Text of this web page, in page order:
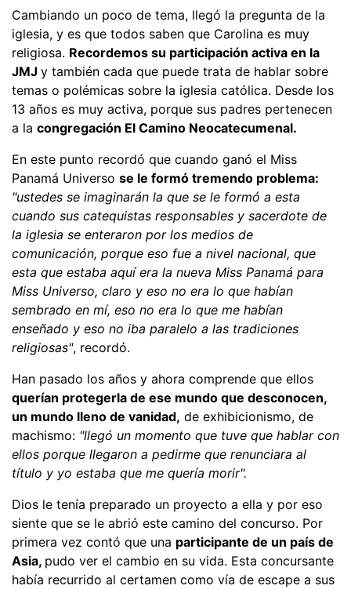
Cambiando un poco de tema, llegó la pregunta de la
iglesia, y es que todos saben que Carolina es muy
religiosa. Recordemos su participación activa en la
JMJ y también cada que puede trata de hablar sobre
temas o polémicas sobre la iglesia católica. Desde los
13 años es muy activa, porque sus padres pertenecen
a la congregación El Camino Neocatecumenal.
En este punto recordó que cuando ganó el Miss
Panamá Universo se le formó tremendo problema:
"ustedes se imaginarán la que se le formó a esta
cuando sus catequistas responsables y sacerdote de
la iglesia se enteraron por los medios de
comunicación, porque eso fue a nivel nacional, que
esta que estaba aquí era la nueva Miss Panamá para
Miss Universo, claro y eso no era lo que habían
sembrado en mí, eso no era lo que me habían
enseñado y eso no iba paralelo a las tradiciones
religiosas", recordó.
Han pasado los años y ahora comprende que ellos
querían protegerla de ese mundo que desconocen,
un mundo lleno de vanidad, de exhibicionismo, de
machismo: "llegó un momento que tuve que hablar con
ellos porque llegaron a pedirme que renunciara al
título y yo estaba que me quería morir".
Dios le tenía preparado un proyecto a ella y por eso
siente que se le abrió este camino del concurso. Por
primera vez contó que una participante de un país de
Asia, pudo ver el cambio en su vida. Esta concursante
había recurrido al certamen como vía de escape a sus